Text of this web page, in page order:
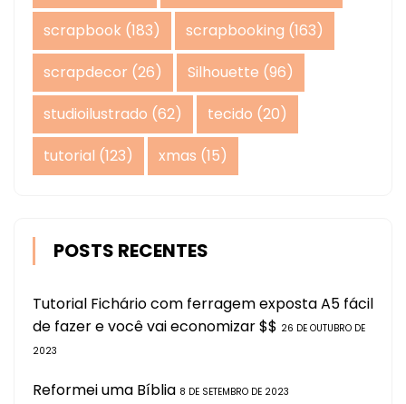
scrapbook (183) scrapbooking (163)
scrapdecor (26) Silhouette (96)
studioilustrado (62) tecido (20)
tutorial (123) xmas (15)
POSTS RECENTES
Tutorial Fichário com ferragem exposta A5 fácil
de fazer e você vai economizar $$ 26 DE OUTUBRO DE
2023
Reformei uma Bíblia 8 DE SETEMBRO DE 2023